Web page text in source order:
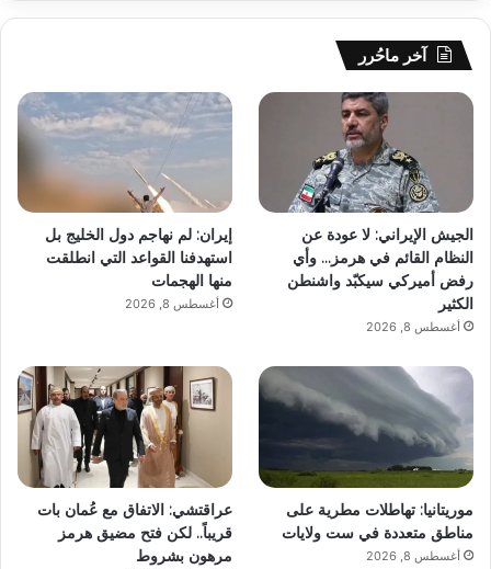
آخر ماحُرر
الجيش الإيراني: لا عودة عن
النظام القائم في هرمز… وأي
رفض أميركي سيكبّد واشنطن
الكثير
أغسطس 8, 2026
إيران: لم نهاجم دول الخليج بل
استهدفنا القواعد التي انطلقت
منها الهجمات
أغسطس 8, 2026
موريتانيا: تهاطلات مطرية على
مناطق متعددة في ست ولايات
أغسطس 8, 2026
عراقتشي: الاتفاق مع عُمان بات
قريباً.. لكن فتح مضيق هرمز
مرهون بشروط